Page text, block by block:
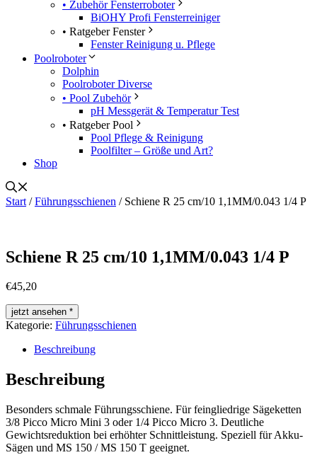
• Zubehör Fensterroboter
BiOHY Profi Fensterreiniger
• Ratgeber Fenster
Fenster Reinigung u. Pflege
Poolroboter
Dolphin
Poolroboter Diverse
• Pool Zubehör
pH Messgerät & Temperatur Test
• Ratgeber Pool
Pool Pflege & Reinigung
Poolfilter – Größe und Art?
Shop
Start /Führungsschienen / Schiene R 25 cm/10 1,1MM/0.043 1/4 P
Schiene R 25 cm/10 1,1MM/0.043 1/4 P
€45,20
jetzt ansehen *
Kategorie: Führungsschienen
Beschreibung
Beschreibung
Besonders schmale Führungsschiene. Für feingliedrige Sägeketten
3/8 Picco Micro Mini 3 oder 1/4 Picco Micro 3. Deutliche
Gewichtsreduktion bei erhöhter Schnittleistung. Speziell für Akku-
Sägen und MS 150 / MS 150 T geeignet.